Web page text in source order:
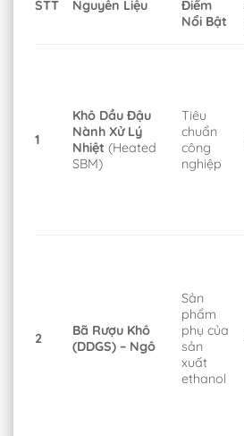
STT Nguyên Liệu
Điểm
Nổi Bật
1
Khô Dầu Đậu
Nành Xử Lý
Nhiệt (Heated
SBM)
Tiêu
chuẩn
công
nghiệp
2
Bã Rượu Khô
(DDGS) – Ngô
Sản
phẩm
phụ của
sản
xuất
ethanol